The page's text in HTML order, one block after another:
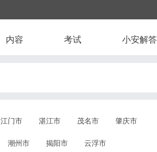
内容 考试 小安解答
江门市 湛江市 茂名市 肇庆市
潮州市 揭阳市 云浮市